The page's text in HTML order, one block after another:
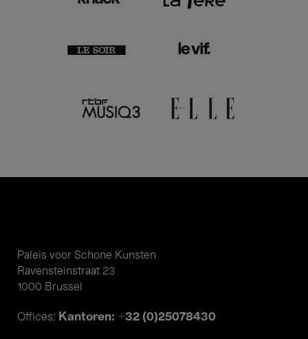
Paleis voor Schone Kunsten
Ravensteinstraat 23
1000 Brussel
Offices: Kantoren: +32 (0)25078430